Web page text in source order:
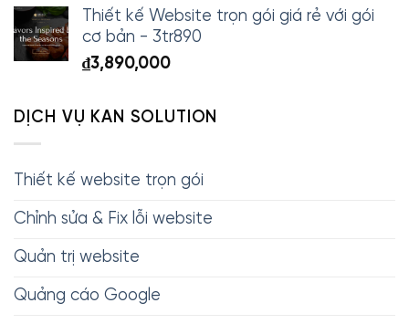
Thiết kế Website trọn gói giá rẻ với gói
cơ bản - 3tr890
₫3,890,000
DỊCH VỤ KAN SOLUTION
Thiết kế website trọn gói
Chỉnh sửa & Fix lỗi website
Quản trị website
Quảng cáo Google